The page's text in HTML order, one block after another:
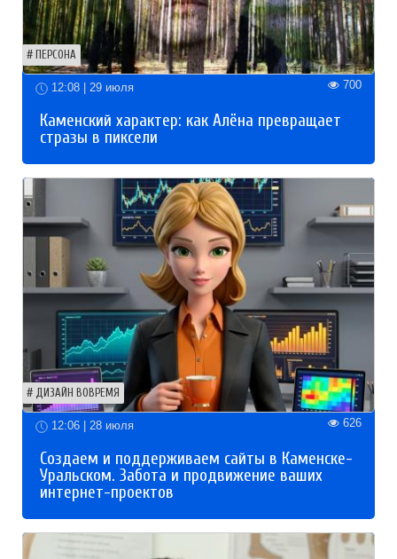
ПЕРСОНА
12:08 | 29 июля 700
Каменский характер: как Алёна превращает
стразы в пиксели
ДИЗАЙН ВОВРЕМЯ
12:06 | 28 июля 626
Создаем и поддерживаем сайты в Каменске-
Уральском. Забота и продвижение ваших
интернет-проектов